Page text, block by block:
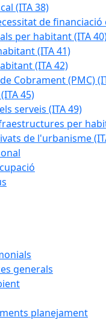
(ITA 38)
de
per habitant (ITA
(ITA 41)
(ITA 42)
Cobrament (PMC)
45)
serveis (ITA 49)
per
de l'urbanisme
generals
planejament